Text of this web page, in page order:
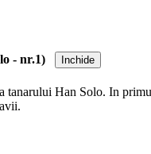
- nr.1) Inchide
tanarului Han Solo. In